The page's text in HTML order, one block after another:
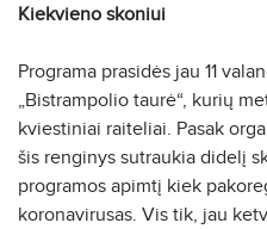
Kiekvieno skoniui
Programa prasidės jau 11
„Bistrampolio taurė“, kurių
kviestiniai raiteliai. Pasak
šis renginys sutraukia didelį
programos apimtį kiek
koronavirusas. Vis tik, jau